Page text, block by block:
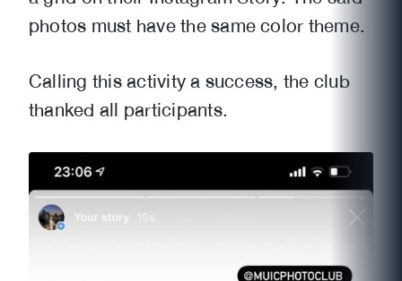
photos must have the same color theme.
Calling this activity a success, the club
thanked all participants.